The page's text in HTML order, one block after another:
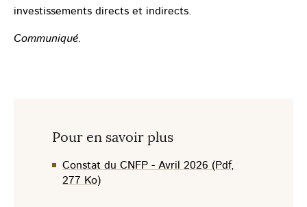
investissements directs et indirects.
Communiqué.
Pour en savoir plus
Constat du CNFP - Avril 2026 (Pdf,
277 Ko)